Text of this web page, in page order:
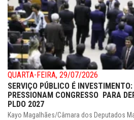
QUARTA-FEIRA, 29/07/2026
SERVIÇO PÚBLICO É INVESTIMENTO:
PRESSIONAM CONGRESSO PARA
PLDO 2027
Kayo Magalhães/Câmara dos Deputados